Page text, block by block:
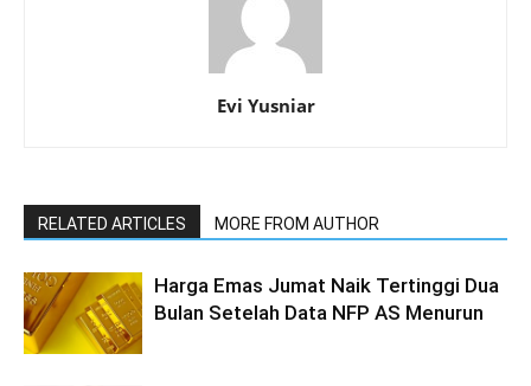
Evi Yusniar
RELATED ARTICLES MORE FROM AUTHOR
Harga Emas Jumat Naik Tertinggi Dua
Bulan Setelah Data NFP AS Menurun